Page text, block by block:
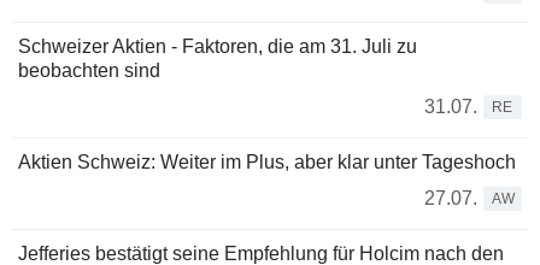
Schweizer Aktien - Faktoren, die am 31. Juli zu
beobachten sind
31.07.
RE
Aktien Schweiz: Weiter im Plus, aber klar unter Tageshoch
27.07.
AW
Jefferies bestätigt seine Empfehlung für Holcim nach den